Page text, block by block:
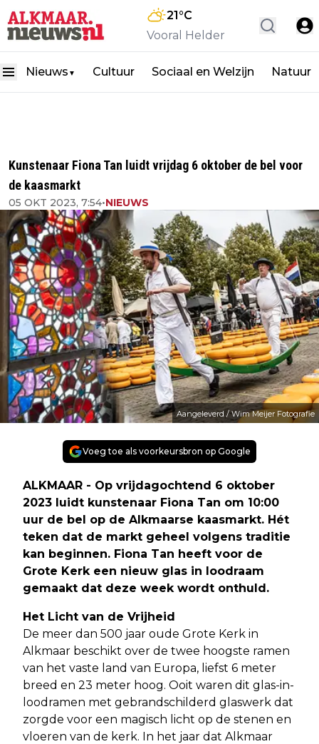
21°C
Vooral Helder
Nieuws ▼ Cultuur Sociaal en Welzijn Natuur
Kunstenaar Fiona Tan luidt vrijdag 6 oktober de bel voor
de kaasmarkt
05 OKT 2023, 7:54•NIEUWS
Aangeleverd / Wim Meijer Fotografie
Voeg toe als voorkeursbron op Google
ALKMAAR - Op vrijdagochtend 6 oktober
2023 luidt kunstenaar Fiona Tan om 10:00
uur de bel op de Alkmaarse kaasmarkt. Hét
teken dat de markt geheel volgens traditie
kan beginnen. Fiona Tan heeft voor de
Grote Kerk een nieuw glas in loodraam
gemaakt dat deze week wordt onthuld.
Het Licht van de Vrijheid
De meer dan 500 jaar oude Grote Kerk in
Alkmaar beschikt over de twee hoogste ramen
van het vaste land van Europa, liefst 6 meter
breed en 23 meter hoog. Ooit waren dit glas-in-
loodramen met gebrandschilderd glaswerk dat
zorgde voor een magisch licht op de stenen en
vloeren van de kerk. In het jaar dat Alkmaar